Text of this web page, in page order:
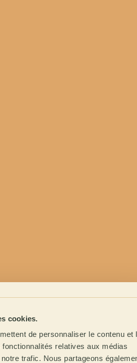
cookies.
de personnaliser le contenu et
relatives aux médias
trafic. Nous partageons